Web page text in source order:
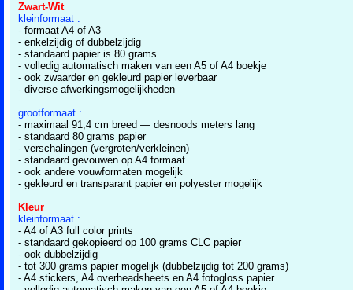
Zwart-Wit
kleinformaat :
- formaat A4 of A3
- enkelzijdig of dubbelzijdig
- standaard papier is 80 grams
- volledig automatisch maken van een A5 of A4 boekje
- ook zwaarder en gekleurd papier leverbaar
- diverse afwerkingsmogelijkheden
grootformaat :
- maximaal 91,4 cm breed — desnoods meters lang
- standaard 80 grams papier
- verschalingen (vergroten/verkleinen)
- standaard gevouwen op A4 formaat
- ook andere vouwformaten mogelijk
- gekleurd en transparant papier en polyester mogelijk
Kleur
kleinformaat :
- A4 of A3 full color prints
- standaard gekopieerd op 100 grams CLC papier
- ook dubbelzijdig
- tot 300 grams papier mogelijk (dubbelzijdig tot 200 grams)
- A4 stickers, A4 overheadsheets en A4 fotogloss papier